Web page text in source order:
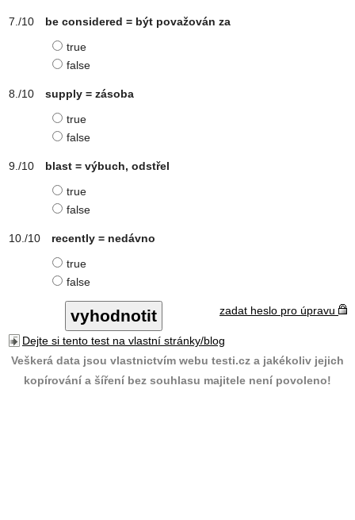
be considered = být považován za
true
false
supply = zásoba
true
false
blast = výbuch, odstřel
true
false
recently = nedávno
true
false
zadat heslo pro úpravu
Dejte si tento test na vlastní stránky/blog
Veškerá data jsou vlastnictvím webu testi.cz a jakékoliv jejich
kopírování a šíření bez souhlasu majitele není povoleno!